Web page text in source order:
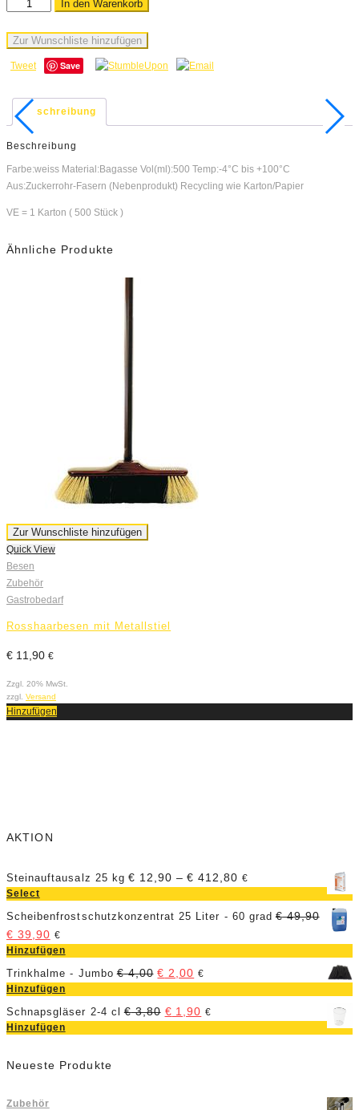
In den Warenkorb
Zur Wunschliste hinzufügen
Tweet Save
Beschreibung
Beschreibung
Farbe:weiss Material:Bagasse Vol(ml):500 Temp:-4°C bis +100°C
Aus:Zuckerrohr-Fasern (Nebenprodukt) Recycling wie Karton/Papier
VE = 1 Karton ( 500 Stück )
Ähnliche Produkte
Zur Wunschliste hinzufügen
Quick View
Besen
Zubehör
Gastrobedarf
Rosshaarbesen mit Metallstiel
€ 11,90 €
Zzgl. 20% MwSt.
zzgl. Versand
Hinzufügen
AKTION
Steinauftausalz 25 kg € 12,90 –€ 412,80 €
Select
Scheibenfrostschutzkonzentrat 25 Liter - 60 grad €49,90
€ 39,90 €
Hinzufügen
Trinkhalme - Jumbo €4,00 € 2,00 €
Hinzufügen
Schnapsgläser 2-4 cl €3,80 € 1,90 €
Hinzufügen
Neueste Produkte
Zubehör